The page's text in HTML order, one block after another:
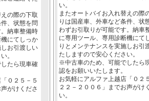
の際の下取
、状態を問
納車整備時
にてしっか
お引渡しい
。
たら現車確
０２５－５
がけくださ
い。
またオートバイお入れ替えの際
りは国産車、外車など条件、状
わずお引取りが可能です。納車
に専用ツール、専用診断機にて
りとメンテナンスを実施しお引
たしますので安心ください。
※中古車のため、可能でしたら
認をお願いいたします。
お気軽にアルファ上越店「０２
２２－２００６」までお声がけ
い。